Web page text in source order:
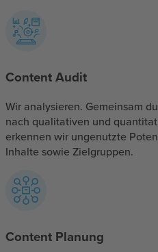
Content Audit
Wir analysieren. Gemeinsam
nach qualitativen und
erkennen wir ungenutzte
Inhalte sowie Zielgruppen.
Content Planung